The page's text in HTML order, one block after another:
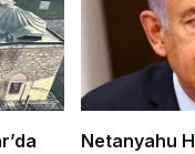
Netanyahu